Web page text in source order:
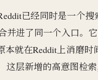
已经同时是一个
并进了同一个入口。
就在Reddit上消磨
层新增的高意图检索